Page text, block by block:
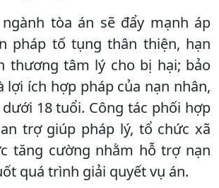
tòa án sẽ đẩy mạnh áp
pháp tố tụng thân thiện, hạn
thương tâm lý cho bị hại; bảo
lợi ích hợp pháp của nạn nhân,
18 tuổi. Công tác phối hợp
trợ giúp pháp lý, tổ chức xã
tăng cường nhằm hỗ trợ nạn
quá trình giải quyết vụ án.